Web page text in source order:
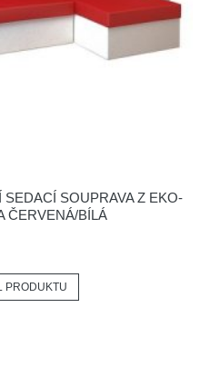
SOUPRAVA Z EKO-
ČERVENÁ/BÍLÁ
PRODUKTU